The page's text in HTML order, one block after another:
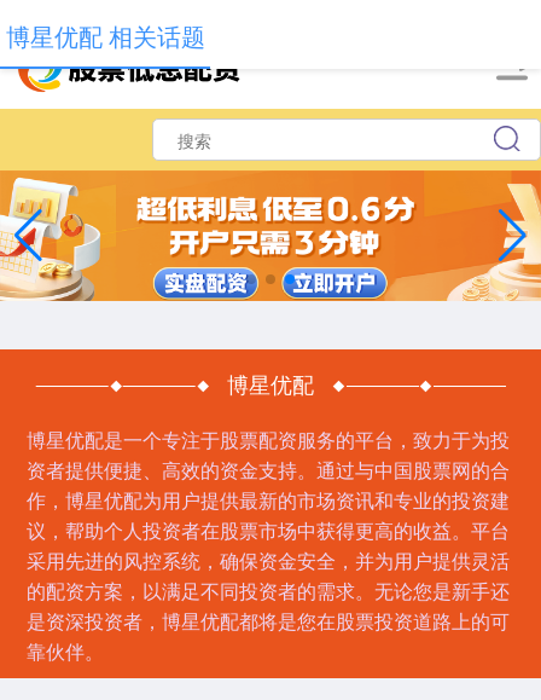
博星优配
博星优配是一个专注于股票配资服务的平台，致力于为投
资者提供便捷、高效的资金支持。通过与中国股票网的合
作，博星优配为用户提供最新的市场资讯和专业的投资建
议，帮助个人投资者在股票市场中获得更高的收益。平台
采用先进的风控系统，确保资金安全，并为用户提供灵活
的配资方案，以满足不同投资者的需求。无论您是新手还
是资深投资者，博星优配都将是您在股票投资道路上的可
靠伙伴。
博星优配 相关话题